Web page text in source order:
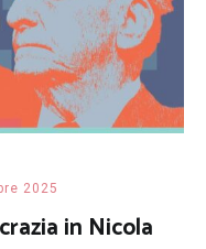
2025
in Nicola